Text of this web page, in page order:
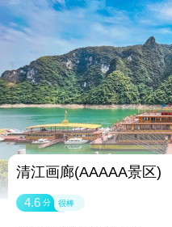
清江画廊(AAAAA景区)
4.6 分 很棒
